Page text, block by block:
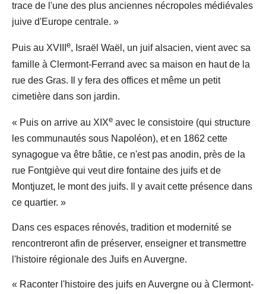
trace de l'une des plus anciennes nécropoles médiévales
juive d'Europe centrale. »
Puis au XVIII e, Israël Waël, un juif alsacien, vient avec sa
famille à Clermont-Ferrand avec sa maison en haut de la
rue des Gras. Il y fera des offices et même un petit
cimetière dans son jardin.
« Puis on arrive au XIXe avec le consistoire (qui structure
les communautés sous Napoléon), et en 1862 cette
synagogue va être bâtie, ce n'est pas anodin, près de la
rue Fontgiève qui veut dire fontaine des juifs et de
Montjuzet, le mont des juifs. Il y avait cette présence dans
ce quartier. »
Dans ces espaces rénovés, tradition et modernité se
rencontreront afin de préserver, enseigner et transmettre
l'histoire régionale des Juifs en Auvergne.
« Raconter l'histoire des juifs en Auvergne ou à Clermont-